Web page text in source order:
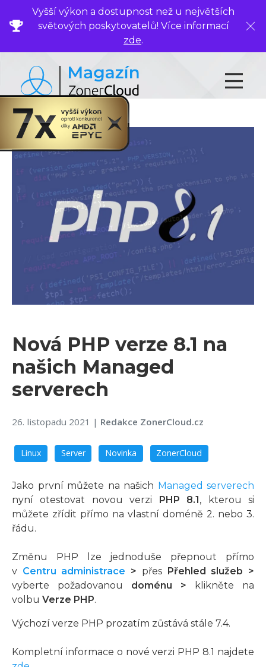
Vyšší výkon a dostupnost než u největších
světových poskytovatelů! Více informací
zde.
Nová PHP verze 8.1 na
našich Managed
serverech
26. listopadu 2021 | Redakce ZonerCloud.cz
Linux Server Novinka ZonerCloud
Jako první můžete na našich Managed serverech
nyní otestovat novou verzi PHP 8.1, kterou si
můžete zřídit přímo na vlastní doméně 2. nebo 3.
řádu.
Změnu PHP lze jednoduše přepnout přímo
v Centru administrace > přes Přehled služeb >
vyberte požadovanou doménu > klikněte na
volbu Verze PHP.
Výchozí verze PHP prozatím zůstává stále 7.4.
Kompletní informace o nové verzi PHP 8.1 najdete